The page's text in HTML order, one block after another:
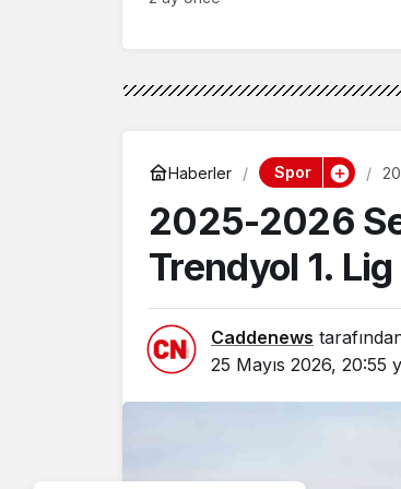
Haberler Spor
2025-2026
Trendyol 1.
Caddenews
25 Mayıs 2026, 20:55